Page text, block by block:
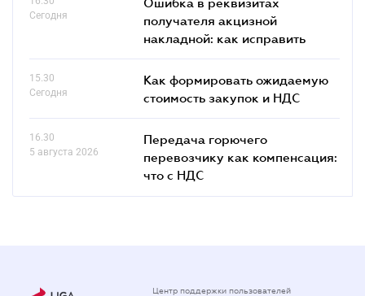
Сегодня
получателя акцизной
накладной: как исправить
15.30
Сегодня
Как формировать ожидаемую
стоимость закупок и НДС
16.30
5 августа 2026
Передача горючего
перевозчику как компенсация:
что с НДС
Центр поддержки пользователей